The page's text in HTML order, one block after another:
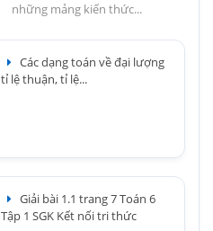
những mảng kiến thức...
Các dạng toán về đại lượng
tỉ lệ thuận, tỉ lệ...
Giải bài 1.1 trang 7 Toán 6
Tập 1 SGK Kết nối tri thức